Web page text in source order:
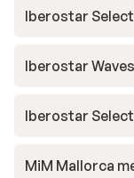
Iberostar
Iberostar
Iberostar
MiM Mallorca